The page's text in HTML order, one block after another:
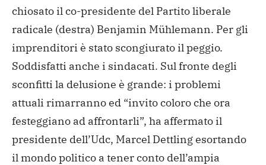
chiosato il co-presidente del Partito liberale
radicale (destra) Benjamin Mühlemann. Per gli
imprenditori è stato scongiurato il peggio.
Soddisfatti anche i sindacati. Sul fronte degli
sconfitti la delusione è grande: i problemi
attuali rimarranno ed “invito coloro che ora
festeggiano ad affrontarli”, ha affermato il
presidente dell’Udc, Marcel Dettling esortando
il mondo politico a tener conto dell’ampia